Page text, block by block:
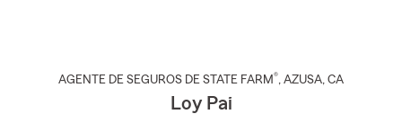
AGENTE DE SEGUROS DE STATE FARM®, AZUSA, CA
Loy Pai